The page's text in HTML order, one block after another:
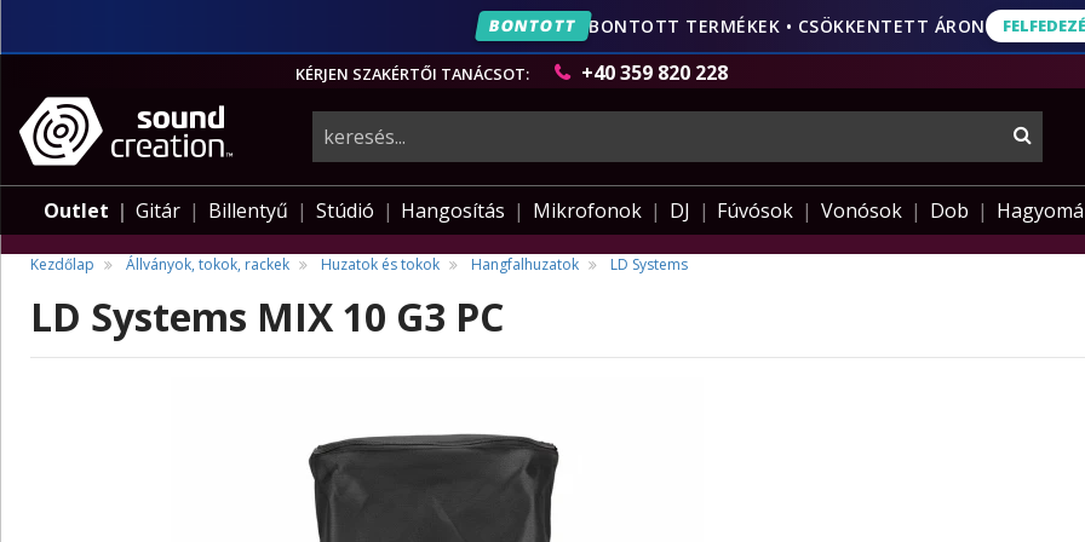
BONTOTT BONTOTT TERMÉKEK • CSÖKKENTETT ÁRONFELFEDEZÉS
KÉRJEN SZAKÉRTŐI TANÁCSOT:
+40 359 820 228
hangszerek,
pro-
audio
felszerelés
Outlet Gitár Billentyű Stúdió Hangosítás Mikrofonok DJ Fúvósok Vonósok Dob
Kezdőlap Állványok, tokok, rackek Huzatok és tokok Hangfalhuzatok LD Systems
LD Systems MIX 10 G3 PC